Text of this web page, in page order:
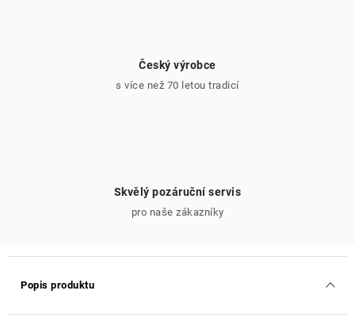
Český výrobce
s více než 70 letou tradicí
Skvělý pozáruční servis
pro naše zákazníky
Popis produktu